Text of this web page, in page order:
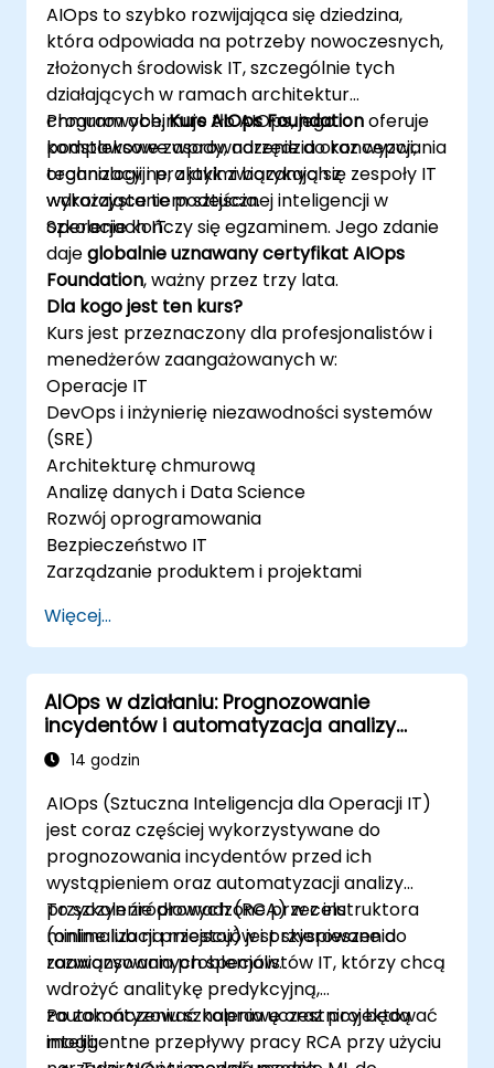
AIOps to szybko rozwijająca się dziedzina,
która odpowiada na potrzeby nowoczesnych,
złożonych środowisk IT, szczególnie tych
działających w ramach architektur
chmurowych.Kurs AIOps Foundationoferuje
kompleksowe wprowadzenie do koncepcji,
technologii i praktyk związanych z
wykorzystaniem sztucznej inteligencji w
operacjach IT.
Program obejmuje tło AIOps, jego
podstawowe zasady, narzędzia oraz wyzwania
organizacyjne, z jakimi borykają się zespoły IT
wdrażające te podejścia.
Szkolenie kończy się egzaminem. Jego zdanie
dajeglobalnie uznawany certyfikat AIOps
Foundation, ważny przez trzy lata.
Dla kogo jest ten kurs?
Kurs jest przeznaczony dla profesjonalistów i
menedżerów zaangażowanych w:
Operacje IT
DevOps i inżynierię niezawodności systemów
(SRE)
Architekturę chmurową
Analizę danych i Data Science
Rozwój oprogramowania
Bezpieczeństwo IT
Zarządzanie produktem i projektami
Więcej...
AIOps w działaniu: Prognozowanie
incydentów i automatyzacja analizy
przyczyn źródłowych
14 godzin
AIOps (Sztuczna Inteligencja dla Operacji IT)
jest coraz częściej wykorzystywane do
prognozowania incydentów przed ich
wystąpieniem oraz automatyzacji analizy
przyczyn źródłowych (RCA) w celu
minimalizacji przestojów i przyspieszenia
rozwiązywania problemów.
To szkolenie prowadzone przez instruktora
(online lub na miejscu) jest skierowane do
zaawansowanych specjalistów IT, którzy chcą
wdrożyć analitykę predykcyjną,
zautomatyzować naprawę oraz projektować
inteligentne przepływy pracy RCA przy użyciu
Po zakończeniu szkolenia uczestnicy będą
mogli: